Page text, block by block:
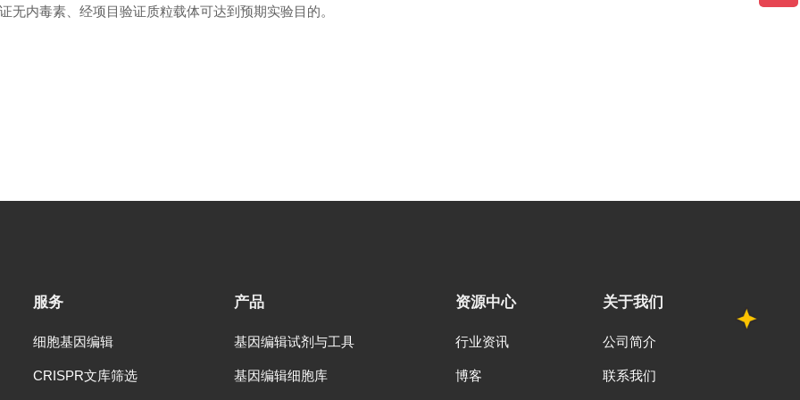
内毒素、经项目验证质粒载体可达到预期实验目的。
服务
细胞基因编辑
CRISPR文库筛选
产品
基因编辑试剂与工具
基因编辑细胞库
资源中心
行业资讯
博客
关于我们
公司简介
联系我们